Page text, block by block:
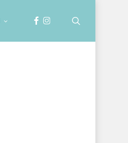
facebookinstagram